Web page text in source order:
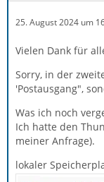
25. August 2024 um
Vielen Dank für
Sorry, in der
'Postausgang",
Was ich noch
Ich hatte den
meiner Anfrage).
lokaler